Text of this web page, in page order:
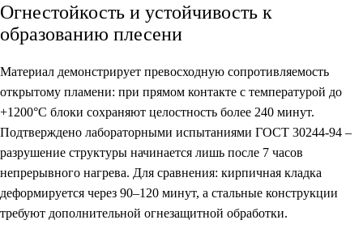
Огнестойкость и устойчивость к
образованию плесени
Материал демонстрирует превосходную сопротивляемость
открытому пламени: при прямом контакте с температурой до
+1200°C блоки сохраняют целостность более 240 минут.
Подтверждено лабораторными испытаниями ГОСТ 30244-94 –
разрушение структуры начинается лишь после 7 часов
непрерывного нагрева. Для сравнения: кирпичная кладка
деформируется через 90–120 минут, а стальные конструкции
требуют дополнительной огнезащитной обработки.